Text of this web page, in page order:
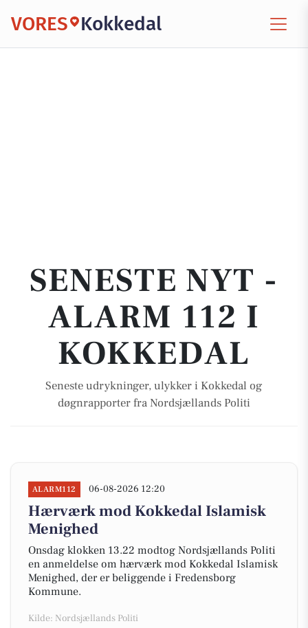
VORES Kokkedal
SENESTE NYT -
ALARM 112 I
KOKKEDAL
Seneste udrykninger, ulykker i Kokkedal og
døgnrapporter fra Nordsjællands Politi
ALARM112 06-08-2026 12:20
Hærværk mod Kokkedal Islamisk
Menighed
Onsdag klokken 13.22 modtog Nordsjællands Politi
en anmeldelse om hærværk mod Kokkedal Islamisk
Menighed, der er beliggende i Fredensborg
Kommune.
Kilde: Nordsjællands Politi